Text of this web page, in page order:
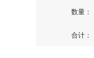
数量：
合计：